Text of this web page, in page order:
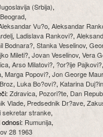
(Srbija),
Beograd,
Vu?o, Aleksandar
, Ladislava Rankovi?,
Bodnara?, Stanka Veselinov,
Mileti?, Jovan Veselinov, Vera
, Arso Milatovi?, ?or?ije Pajkovi?
, Marga Popovi?, Jon George
, Luka Bo?ovi?, Katarina Duj?in
Zdravica, Pozori?te, Dan
Vlade, Predsednik Dr?ave,
sekretar stranke,
odnosi: Rumunija,
28 1963